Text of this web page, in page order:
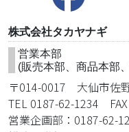
株式会社タカヤナギ
営業本部
(販売本部、商品本部
〒014-0017 大仙市佐
TEL 0187-62-1234
営業企画部：0187-62-